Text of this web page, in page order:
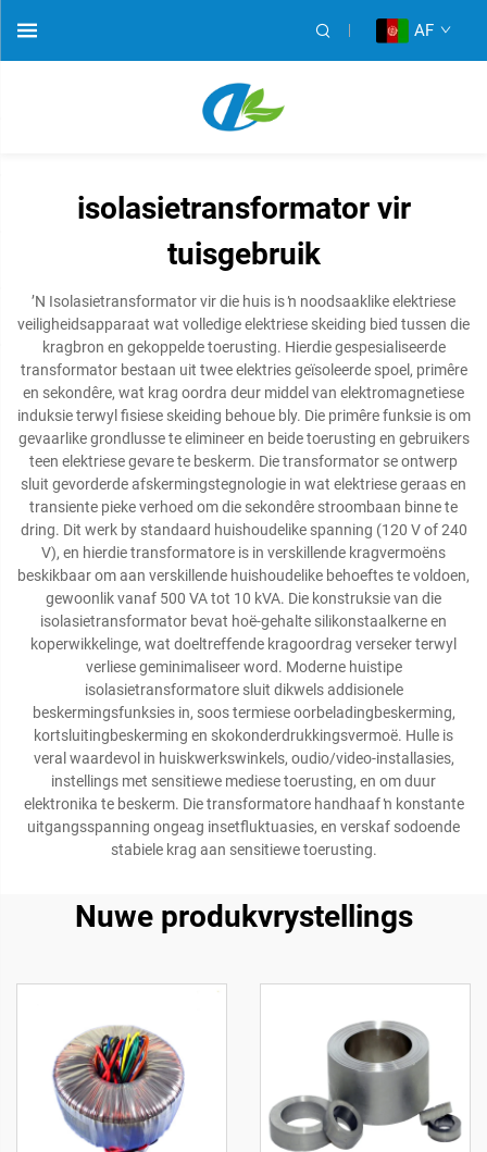
AF
isolasietransformator vir
tuisgebruik
ʼN Isolasietransformator vir die huis is ŉ noodsaaklike elektriese
veiligheidsapparaat wat volledige elektriese skeiding bied tussen die
kragbron en gekoppelde toerusting. Hierdie gespesialiseerde
transformator bestaan uit twee elektries geïsoleerde spoel, primêre
en sekondêre, wat krag oordra deur middel van elektromagnetiese
induksie terwyl fisiese skeiding behoue bly. Die primêre funksie is om
gevaarlike grondlusse te elimineer en beide toerusting en gebruikers
teen elektriese gevare te beskerm. Die transformator se ontwerp
sluit gevorderde afskermingstegnologie in wat elektriese geraas en
transiente pieke verhoed om die sekondêre stroombaan binne te
dring. Dit werk by standaard huishoudelike spanning (120 V of 240
V), en hierdie transformatore is in verskillende kragvermoëns
beskikbaar om aan verskillende huishoudelike behoeftes te voldoen,
gewoonlik vanaf 500 VA tot 10 kVA. Die konstruksie van die
isolasietransformator bevat hoë-gehalte silikonstaalkerne en
koperwikkelinge, wat doeltreffende kragoordrag verseker terwyl
verliese geminimaliseer word. Moderne huistipe
isolasietransformatore sluit dikwels addisionele
beskermingsfunksies in, soos termiese oorbeladingbeskerming,
kortsluitingbeskerming en skokonderdrukkingsvermoë. Hulle is
veral waardevol in huiskwerkswinkels, oudio/video-installasies,
instellings met sensitiewe mediese toerusting, en om duur
elektronika te beskerm. Die transformatore handhaaf ŉ konstante
uitgangsspanning ongeag insetfluktuasies, en verskaf sodoende
stabiele krag aan sensitiewe toerusting.
Nuwe produkvrystellings